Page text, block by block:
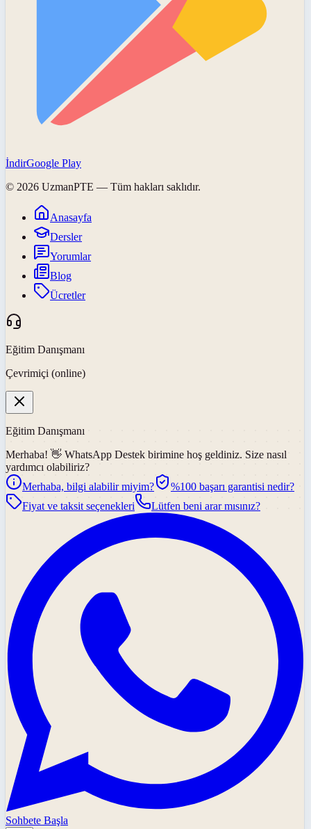
İndirGoogle Play
© 2026 UzmanPTE — Tüm hakları saklıdır.
Anasayfa
Dersler
Yorumlar
Blog
Ücretler
Eğitim Danışmanı
Çevrimiçi (online)
Eğitim Danışmanı
Merhaba! 👋 WhatsApp Destek birimine hoş geldiniz. Size nasıl
yardımcı olabiliriz?
Merhaba, bilgi alabilir miyim?
%100 başarı garantisi nedir?
Fiyat ve taksit seçenekleri
Lütfen beni arar mısınız?
Sohbete Başla